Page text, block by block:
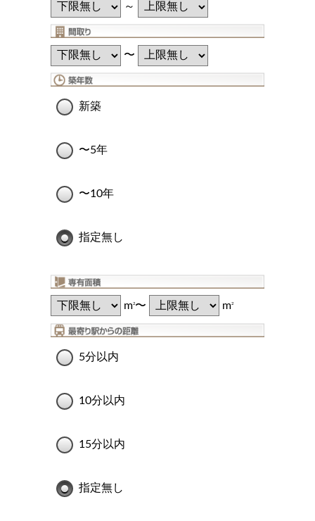
～
〜
新築
〜5年
〜10年
指定無し
m2〜 m2
5分以内
10分以内
15分以内
指定無し